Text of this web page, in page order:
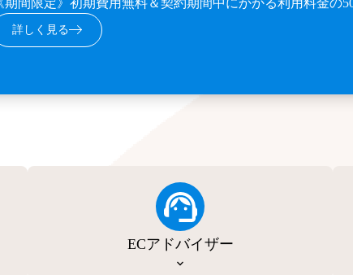
詳しく見る
ECアドバイザー